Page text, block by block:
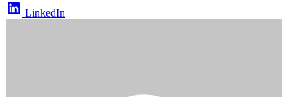
LinkedIn